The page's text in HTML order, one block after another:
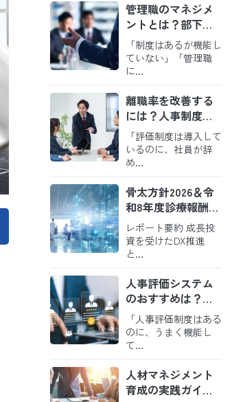
管理職のマネジメ
ントとは？部下が
育ち定着するチー
ムをつくる実践の
ポイント
「制度はあるが機能し
ていない」「管理職
に…
離職率を改善する
には？人事制度・
評価・職場環境か
ら考えるアプロー
チ
「評価制度は導入して
いるのに、社員が辞
め…
骨太方針2026＆令
和8年度診療報酬改
定から読み解く今
後の病院経営
レポート要約 成長投
資を受けたDX推進
と…
人事評価システム
のおすすめは？導
入のメリットと比
較のポイントを解
説
「人事評価制度はある
のに、うまく機能し
て…
人材マネジメント
育成の実践ガイド